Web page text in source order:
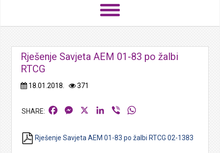
Rješenje Savjeta AEM 01-83 po žalbi
RTCG
18.01.2018. 371
FacebookMessengerLinkedIn
Viber
Rješenje Savjeta AEM 01-83 po žalbi RTCG 02-1383